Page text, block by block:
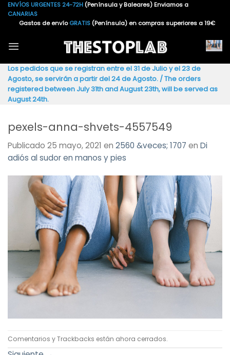
Saltar
ENVÍOS URGENTES 24-72H (Península y Baleares) Enviamos a
CANARIAS
Gastos de envíoGRATIS(Península) en compras superiores a 19€
Los pedidos que se registran entre el 31 de Julio y el 23 de
Agosto, se servirán a partir del 24 de Agosto. / The orders
registered between July 31th and August 23th, will be served as
August 24th.
pexels-anna-shvets-4557549
Publicado 25 mayo, 2021 en 2560 &veces; 1707 en Di
adiós al sudor en manos y pies
Comentarios y Trackbacks están ahora cerrados.